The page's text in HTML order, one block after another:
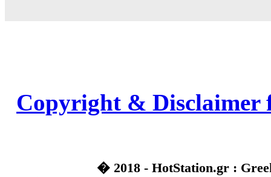
Copyright & Disclaimer
� 2018 - HotStation.gr :